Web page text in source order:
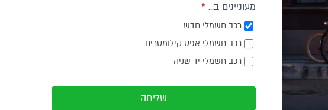
מעוניינים ב... *
רכב חשמלי חדש
רכב חשמלי אפס קילומטרים
רכב חשמלי יד שניה
שליחה